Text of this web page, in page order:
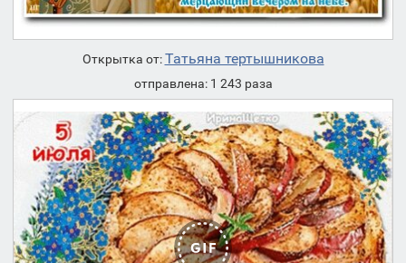
Открытка от:Татьяна тертышникова
отправлена: 1 243 раза